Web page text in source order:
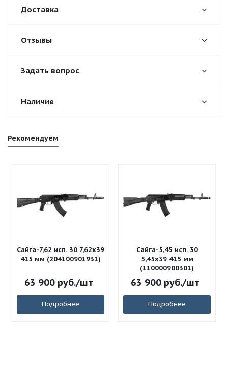
Доставка
Отзывы
Задать вопрос
Наличие
Рекомендуем
Сайга-7,62 исп. 30 7,62x39
415 мм (204100901931)
63 900руб./шт
Подробнее
Сайга-5,45 исп. 30
5,45x39 415 мм
(110000900301)
63 900руб./шт
Подробнее